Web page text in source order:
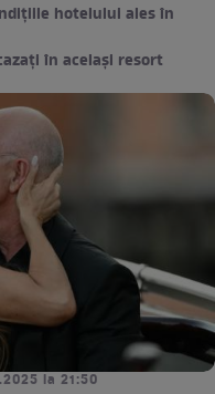
hotelului ales în
în același resort
la 21:50